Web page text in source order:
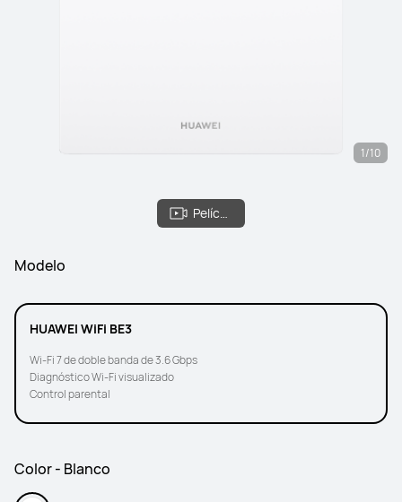
Película
1/10
Modelo
HUAWEI WiFi BE3
Wi-Fi 7 de doble banda de 3.6 Gbps
Diagnóstico Wi-Fi visualizado
Control parental
Color - Blanco